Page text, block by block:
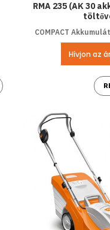
ad
RMA 235 (AK 30
COMPACT
Hívjon az